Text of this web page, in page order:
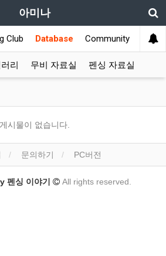
아미나
Club Database Community
리 무비 자료실 펜싱 자료실
게시물이 없습니다.
문의하기 PC버전
펜싱 이야기 All rights reserved.